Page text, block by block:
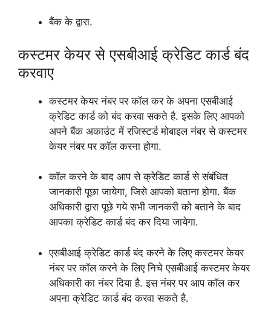
बैंक के द्वारा.
कस्टमर केयर से एसबीआई क्रेडिट कार्ड बंद
करवाए
कस्टमर केयर नंबर पर कॉल कर के अपना एसबीआई
क्रेडिट कार्ड को बंद करवा सकते है. इसके लिए आपको
अपने बैंक अकाउंट में रजिस्टर्ड मोबाइल नंबर से कस्टमर
केयर नंबर पर कॉल करना होगा.
कॉल करने के बाद आप से क्रेडिट कार्ड से संबंधित
जानकारी पूछा जायेगा, जिसे आपको बताना होगा. बैंक
अधिकारी द्वारा पूछे गये सभी जानकरी को बताने के बाद
आपका क्रेडिट कार्ड बंद कर दिया जायेगा.
एसबीआई क्रेडिट कार्ड बंद करने के लिए कस्टमर केयर
नंबर पर कॉल करने के लिए निचे एसबीआई कस्टमर केयर
अधिकारी का नंबर दिया है. इस नंबर पर आप कॉल कर
अपना क्रेडिट कार्ड बंद करवा सकते है.